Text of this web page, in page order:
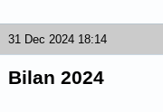
31 Dec 2024 18:14
Bilan 2024